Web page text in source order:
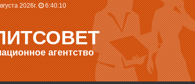
2026г. 6:40:10
агентство